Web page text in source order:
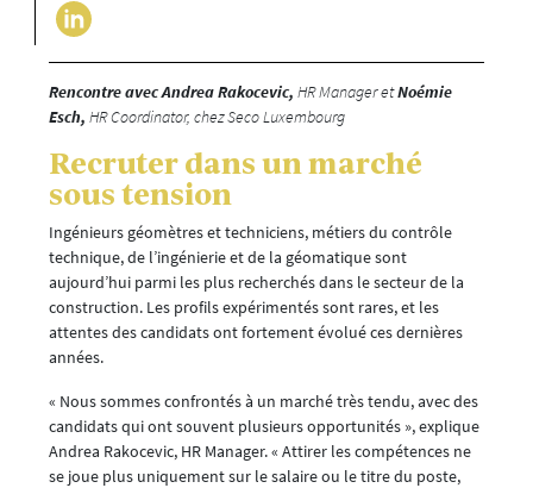
Rencontre avec Andrea Rakocevic, HR Manager etNoémie
Esch, HR Coordinator, chez Seco Luxembourg
Recruter dans un marché
sous tension
Ingénieurs géomètres et techniciens, métiers du contrôle
technique, de l’ingénierie et de la géomatique sont
aujourd’hui parmi les plus recherchés dans le secteur de la
construction. Les profils expérimentés sont rares, et les
attentes des candidats ont fortement évolué ces dernières
années.
« Nous sommes confrontés à un marché très tendu, avec des
candidats qui ont souvent plusieurs opportunités », explique
Andrea Rakocevic, HR Manager. « Attirer les compétences ne
se joue plus uniquement sur le salaire ou le titre du poste,